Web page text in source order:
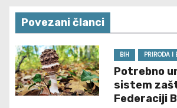
s
t
n
a
Povezani članci
BIH PRIRODA I
Potrebno
sistem
Federaciji